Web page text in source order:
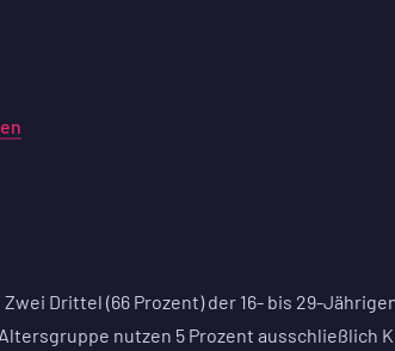
Drittel (66 Prozent) der 16- bis 29-
nutzen 5 Prozent ausschließlich